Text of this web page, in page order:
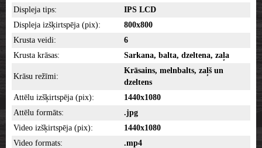
Displeja tips:
IPS LCD
Displeja izšķirtspēja (pix):
800x800
Krusta veidi:
6
Krusta krāsas:
Sarkana, balta, dzeltena, zaļa
Krāsu režīmi:
Krāsains, melnbalts, zaļš un
dzeltens
Attēlu izšķirtspēja (pix):
1440x1080
Attēlu formāts:
.jpg
Video izšķirtspēja (pix):
1440x1080
Video formats:
.mp4